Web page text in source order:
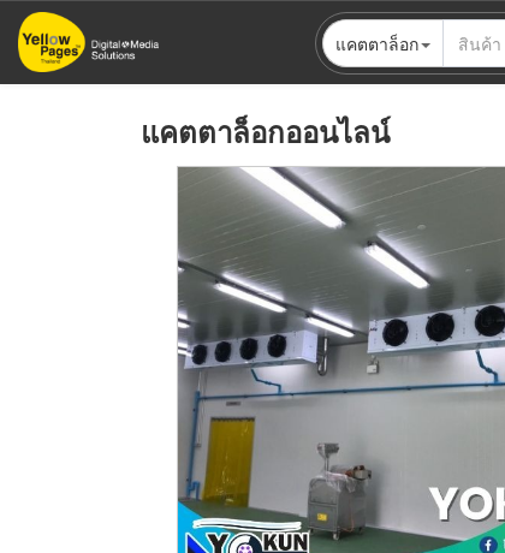
ข้าม
ไป
แคตตาล็อก
แคตตาล็อกออนไลน์